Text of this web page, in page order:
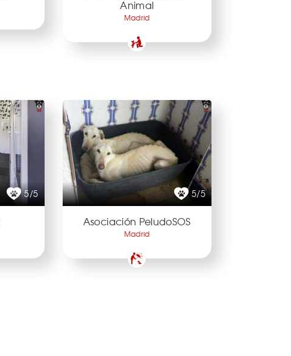
Animal
Madrid
5/5 5/5
Asociación PeludoSOS
Madrid